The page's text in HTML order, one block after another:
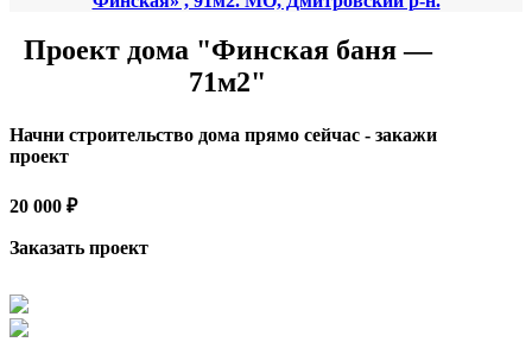
Проект дома "Финская баня —
71м2"
Начни строительство дома прямо сейчас - закажи
проект
20 000 ₽
Заказать проект